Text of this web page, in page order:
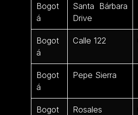
Bogot
á
Santa Bárbara
Drive
Bogot
á
Calle 122
Bogot
á
Pepe Sierra
Bogot
Rosales